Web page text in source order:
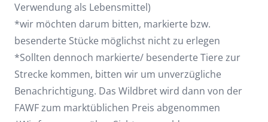
Verwendung als Lebensmittel)
*wir möchten darum bitten, markierte bzw.
besenderte Stücke möglichst nicht zu erlegen
*Sollten dennoch markierte/ besenderte Tiere zur
Strecke kommen, bitten wir um unverzügliche
Benachrichtigung. Das Wildbret wird dann von der
FAWF zum marktüblichen Preis abgenommen